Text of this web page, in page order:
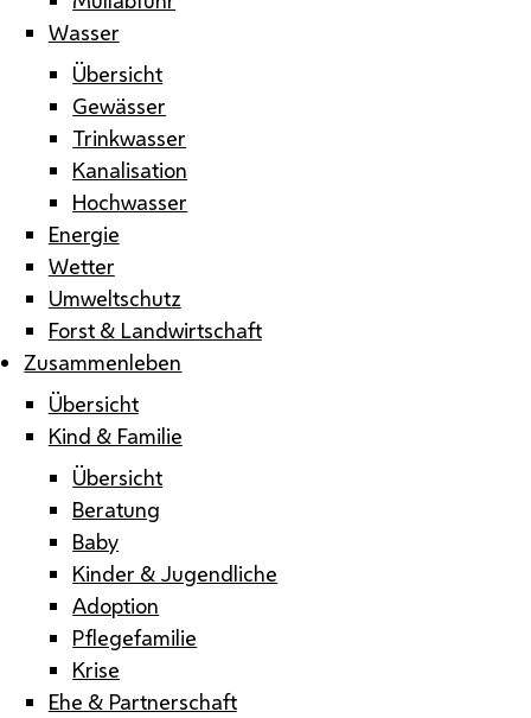
Wasser
Übersicht
Gewässer
Trinkwasser
Kanalisation
Hochwasser
Energie
Wetter
Umweltschutz
Forst & Landwirtschaft
Zusammenleben
Übersicht
Kind & Familie
Übersicht
Beratung
Baby
Kinder & Jugendliche
Adoption
Pflegefamilie
Krise
Ehe & Partnerschaft